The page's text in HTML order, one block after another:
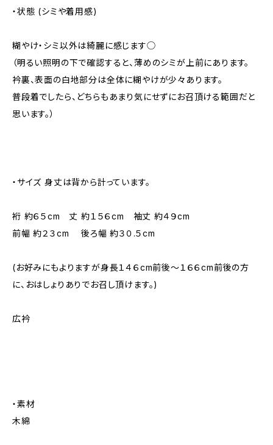
・状態 (シミや着用感)
糊やけ・シミ以外は綺麗に感じます◯
（明るい照明の下で確認すると、薄めのシミが上前にあります。
衿裏、表面の白地部分は全体に糊やけが少々あります。
普段着でしたら、どちらもあまり気にせずにお召頂ける範囲だと
思います。）
・サイズ 身丈は背から計っています。
裄 約６５cm 丈 約１５６cm 袖丈 約４９cm
前幅 約２３cm 後ろ幅 約３０.５cm
(お好みにもよりますが身長１４６cm前後～１６６cm前後の方
に、おはしょりありでお召し頂けます。)
広衿
・素材
木綿